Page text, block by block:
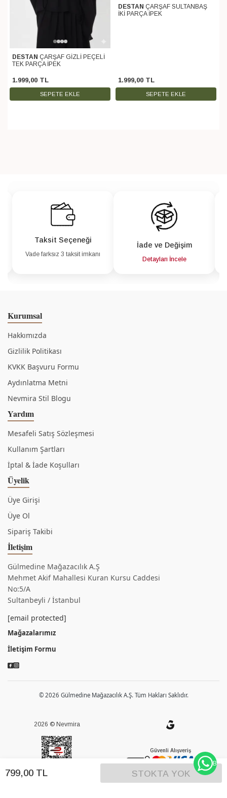
799,00 TL STOKTA YOK
DESTAN ÇARŞAF GİZLİ PEÇELİ
TEK PARÇA İPEK
1.999,00 TL
SEPETE EKLE
DESTAN ÇARŞAF SULTANBAŞ
İKİ PARÇA İPEK
1.999,00 TL
SEPETE EKLE
Taksit Seçeneği
Vade farksız 3 taksit imkanı
İade ve Değişim
Detayları İncele
Kurumsal
Hakkımızda
Gizlilik Politikası
KVKK Başvuru Formu
Aydınlatma Metni
Nevmira Stil Blogu
Yardım
Mesafeli Satış Sözleşmesi
Kullanım Şartları
İptal & İade Koşulları
Üyelik
Üye Girişi
Üye Ol
Sipariş Takibi
İletişim
Gülmedine Mağazacılık A.Ş
Mehmet Akif Mahallesi Kuran Kursu Caddesi
No:5/A
Sultanbeyli / İstanbul
[email protected]
Mağazalarımız
İletişim Formu
© 2026 Gülmedine Mağazacılık A.Ş. Tüm Hakları Saklıdır.
2026 © Nevmira
Güvenli Alışveriş